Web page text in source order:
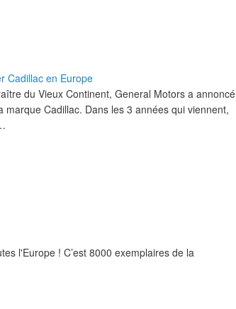
Cadillac en Europe
du Vieux Continent, General Motors a annoncé
marque Cadillac. Dans les 3 années qui viennent,
l'Europe ! C’est 8000 exemplaires de la